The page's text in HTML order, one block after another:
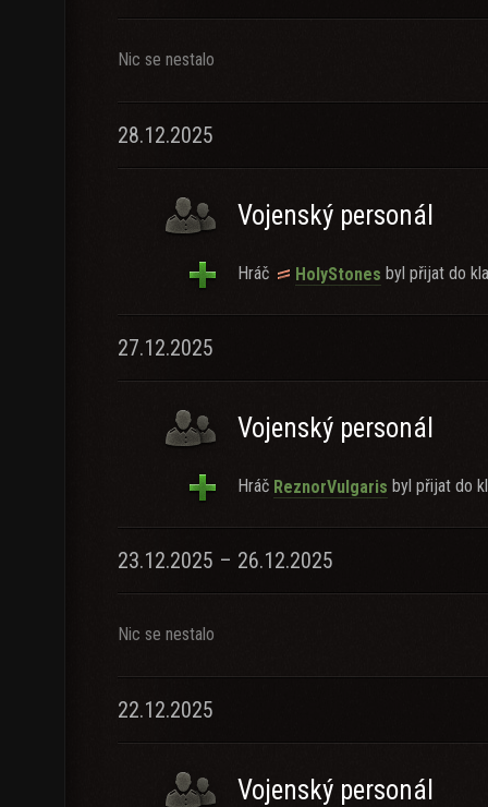
Nic se nestalo
28.12.2025
Vojenský personál
Hráč HolyStones byl přijat do
27.12.2025
Vojenský personál
Hráč ReznorVulgaris byl přijat do
23.12.2025 – 26.12.2025
Nic se nestalo
22.12.2025
Vojenský personál